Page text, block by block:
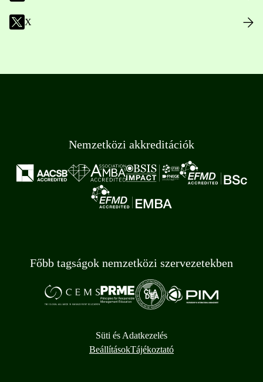
X
Nemzetközi akkreditációk
Főbb tagságok nemzetközi szervezetekben
Süti és Adatkezelés
BeállításokTájékoztató